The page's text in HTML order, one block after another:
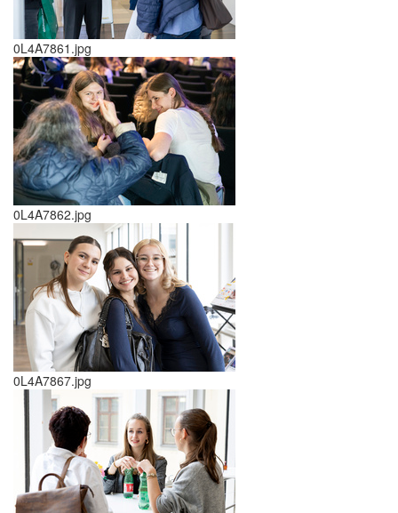
0L4A7861.jpg
0L4A7862.jpg
0L4A7867.jpg